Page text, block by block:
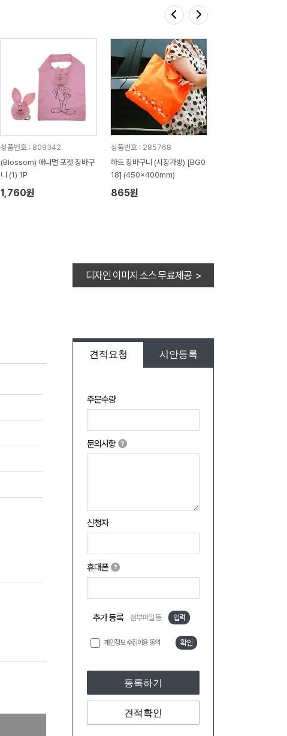
상품번호 : 809342
(Blossom) 애니멀 포켓 장바구
니 (1) 1P
1,760원
상품번호 : 285768
하트 장바구니 (시장가방) [BG0
18] (450x400mm)
865원
디자인 이미지 소스 무료제공 >
견적요청 시안등록
주문수량
문의사항
신청자
휴대폰
추가 등록 첨부파일 등 입력
개인정보 수집이용 동의 확인
등록하기
견적확인